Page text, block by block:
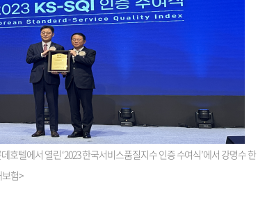
호텔에서 열린 ‘2023 한국서비스품질지수 인증 수여식’에서 강명수 한
험>